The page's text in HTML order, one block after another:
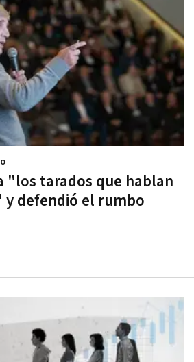
"los tarados que hablan
defendió el rumbo